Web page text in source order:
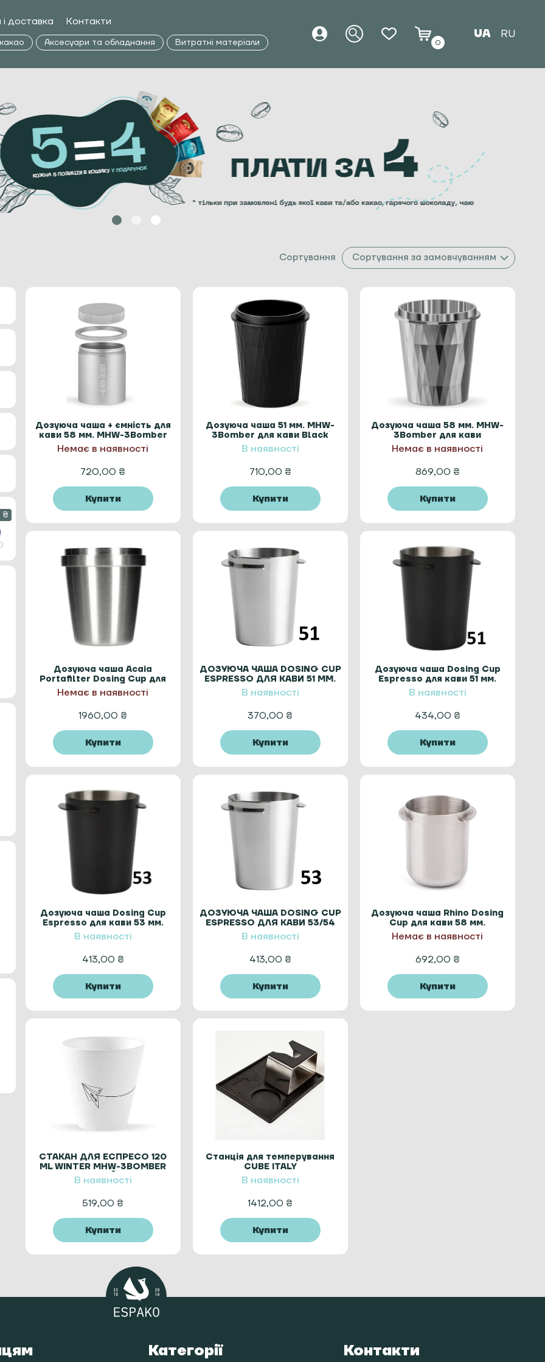
доставка Контакти
Аксесуари та обладнання Витратні матеріали 0
UA RU
Сортування Сортування за замовчуванням
₴
Дозуюча чаша + ємність для
кави 58 мм. MHW-3Bomber
для кави Silver 2 в 1
Немає в наявності
720,00 ₴
Купити
Дозуюча чаша 51 мм. MHW-
3Bomber для кави Black
Diamond
В наявності
710,00 ₴
Купити
Дозуюча чаша 58 мм. MHW-
3Bomber для кави
Silver diamond
Немає в наявності
869,00 ₴
Купити
Дозуюча чаша Acaia
Portafilter Dosing Cup для
кави 58 мм.
Немає в наявності
1960,00 ₴
Купити
ДОЗУЮЧА ЧАША DOSING CUP
ESPRESSO ДЛЯ КАВИ 51 ММ.
МЕТАЛІК
В наявності
370,00 ₴
Купити
Дозуюча чаша Dosing Cup
Espresso для кави 51 мм.
В наявності
434,00 ₴
Купити
Дозуюча чаша Dosing Cup
Espresso для кави 53 мм.
В наявності
413,00 ₴
Купити
ДОЗУЮЧА ЧАША DOSING CUP
ESPRESSO ДЛЯ КАВИ 53/54
ММ. МЕТАЛІК
В наявності
413,00 ₴
Купити
Дозуюча чаша Rhino Dosing
Cup для кави 58 мм.
Немає в наявності
692,00 ₴
Купити
СТАКАН ДЛЯ ЕСПРЕСО 120
ML WINTER MHW-3BOMBER
КЕРАМІЧНИЙ WHITE
В наявності
519,00 ₴
Купити
Станція для темперування
CUBE ITALY
В наявності
1412,00 ₴
Купити
Категорії Контакти